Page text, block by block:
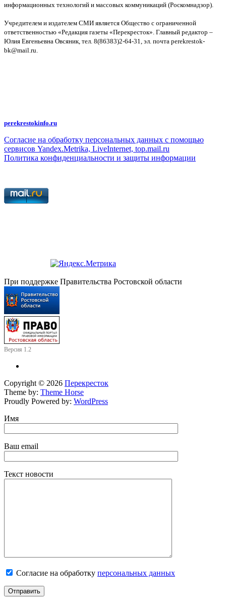
информационных технологий и массовых коммуникаций (Роскомнадзор).
Учредителем и издателем СМИ является Общество с ограниченной
ответственностью «Редакция газеты «Перекресток». Главный редактор –
Юлия Евгеньевна Овсяник, тел. 8(86383)2-64-31, эл. почта perekrestok-
bk@mail.ru.
perekrestokinfo.ru
Согласие на обработку персональных данных с помощью
сервисов Yandex.Metrika, LiveInternet, top.mail.ru
Политика конфиденциальности и защиты информации
При поддержке Правительства Ростовской области
Версия 1.2
Copyright © 2026 Перекресток
Theme by: Theme Horse
Proudly Powered by: WordPress
Имя
Ваш email
Текст новости
Согласие на обработку персональных данных